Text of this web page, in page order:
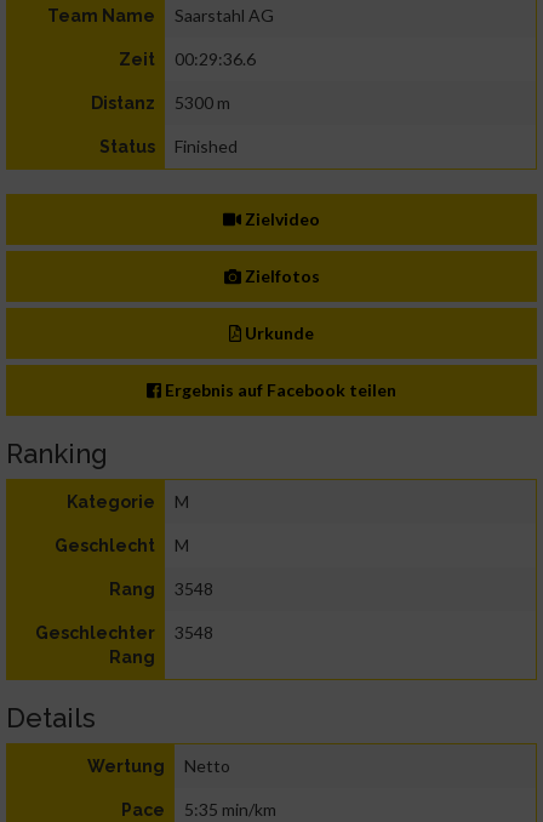
Team Name Saarstahl AG
Zeit 00:29:36.6
Distanz 5300 m
Status Finished
Zielvideo
Zielfotos
Urkunde
Ergebnis auf Facebook teilen
Ranking
Kategorie M
Geschlecht M
Rang 3548
Geschlechter
Rang
3548
Details
Wertung Netto
Pace 5:35 min/km